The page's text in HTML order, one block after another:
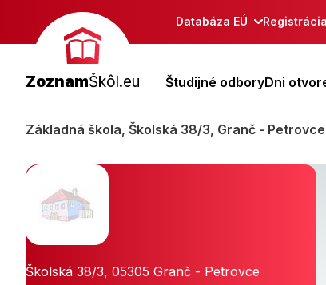
Databáza EÚ
ZoznamŠkôl.eu Študijné odboryDni
Základná škola, Školská 38/3, Granč - Petrovce
Školská 38/3, 05305 Granč - Petrovce